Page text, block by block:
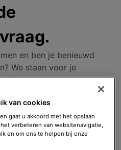
en ben je benieuwd
We staan voor je
formulier in.
wordt er contact
aanvraag door te
van cookies
gaat u akkoord met het opslaan
verbeteren van websitenavigatie,
en om ons te helpen bij onze